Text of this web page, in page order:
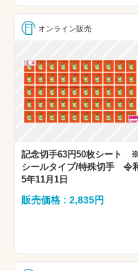
オンライン販売
記念切手63円50枚シート
シールタイプ/特殊切手 令
5年11月1日
販売価格 : 2,835円